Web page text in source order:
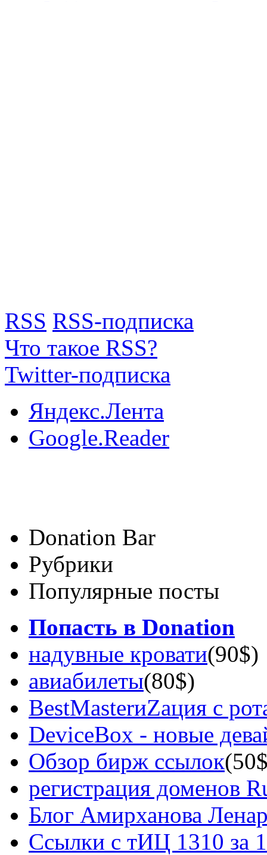
RSS RSS-подписка
Что такое RSS?
Twitter-подписка
Яндекс.Лента
Google.Reader
Donation Bar
Рубрики
Популярные посты
Попасть в Donation
надувные кровати(90$)
авиабилеты(80$)
BestMasterиZация с
DeviceBox - новые
Обзор бирж ссылок
регистрация доменов
Блог Амирханова
Ссылки с тИЦ 1310 за